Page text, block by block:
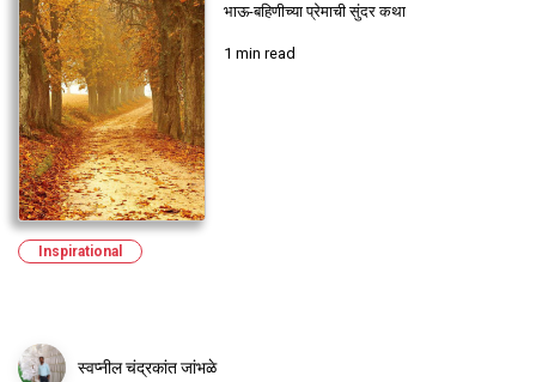
भाऊ-बहिणीच्या प्रेमाची सुंदर कथा
1 min read
Inspirational
स्वप्नील चंद्रकांत जांभळे